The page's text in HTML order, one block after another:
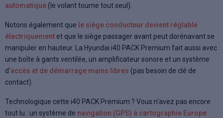
automatique (le volant tourne tout seul).
Notons également que le siège conducteur devient réglable
électriquement et que le siège passager avant peut dorénavant se
manipuler en hauteur. La Hyundai i40 PACK Premium fait aussi avec
une boîte à gants ventilée, un amplificateur sonore et un système
d'accès et de démarrage mains libres (pas besoin de clé de
contact).
Technologique cette i40 PACK Premium ? Vous n'avez pas encore
tout lu : un système de navigation (GPS) à cartographie Europe